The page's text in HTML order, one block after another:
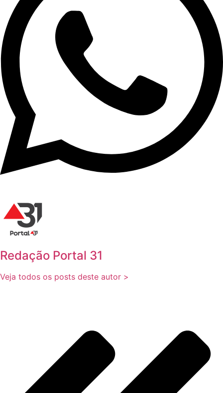
Redação Portal 31
Veja todos os posts deste autor >